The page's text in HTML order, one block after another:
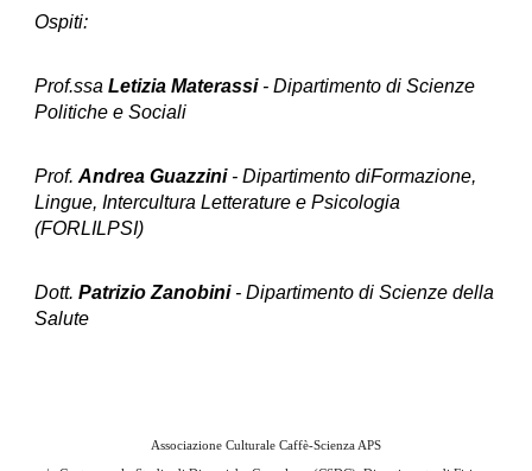
Ospiti:
Prof.ssa Letizia Materassi- Dipartimento di Scienze
Politiche e Sociali
Prof.Andrea Guazzini- Dipartimento diFormazione,
Lingue, Intercultura Letterature e Psicologia
(FORLILPSI)
Dott.Patrizio Zanobini- Dipartimento di Scienze della
Salute
Associazione Culturale Caffè-Scienza APS